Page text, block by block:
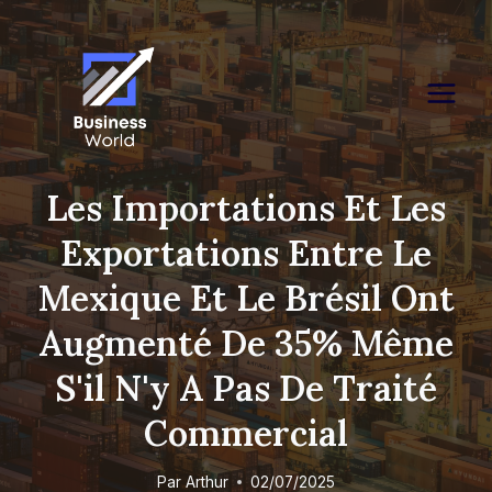
Skip
to
content
Les Importations Et Les
Exportations Entre Le
Mexique Et Le Brésil Ont
Augmenté De 35% Même
S'il N'y A Pas De Traité
Commercial
Par Arthur 02/07/2025